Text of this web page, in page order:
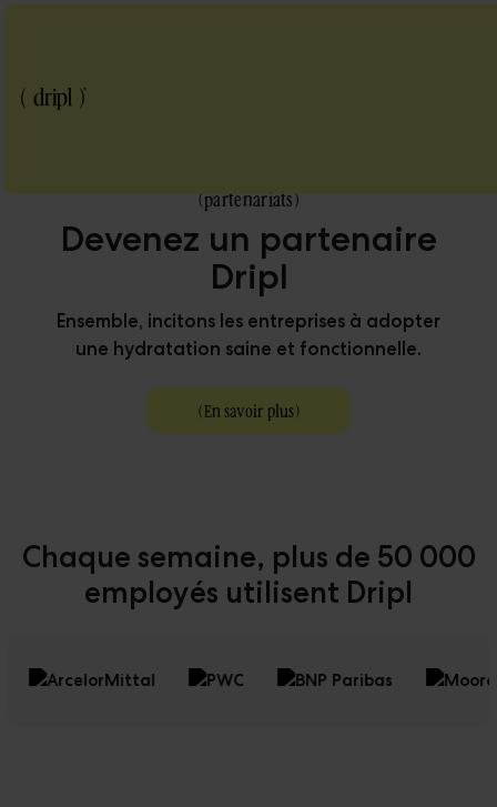
Téléchargements
The Ripple
(partenariats)
Devenez un partenaire
Dripl
Ensemble, incitons les entreprises à adopter
une hydratation saine et fonctionnelle.
(En savoir plus)
Chaque semaine, plus de 50 000
employés utilisent Dripl